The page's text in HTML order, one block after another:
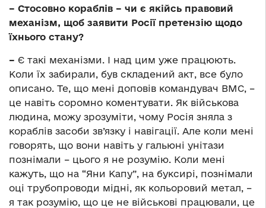
– Стосовно кораблів – чи є якійсь правовий
механізм, щоб заявити Росії претензію щодо
їхнього стану?
– Є такі механізми. І над цим уже працюють.
Коли їх забирали, був складений акт, все було
описано. Те, що мені доповів командувач ВМС, –
це навіть соромно коментувати. Як військова
людина, можу зрозуміти, чому Росія зняла з
кораблів засоби зв’язку і навігації. Але коли мені
говорять, що вони навіть у гальюні унітази
познімали – цього я не розумію. Коли мені
кажуть, що на “Яни Капу”, на буксирі, познімали
оці трубопроводи мідні, як кольоровий метал, –
я так розумію, що це не військові працювали, це